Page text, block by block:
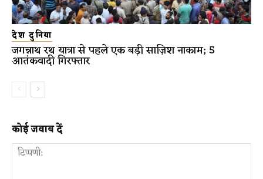
देश दुनिया
जगन्नाथ रथ यात्रा से पहले एक बड़ी साज़िश नाकाम; 5
आतंकवादी गिरफ्तार
कोई जवाब दें